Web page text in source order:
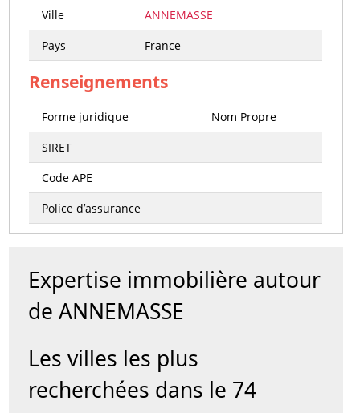
Ville
ANNEMASSE
Pays
France
Renseignements
Forme juridique
Nom Propre
SIRET
Code APE
Police d’assurance
Expertise immobilière autour
de ANNEMASSE
Les villes les plus
recherchées dans le 74